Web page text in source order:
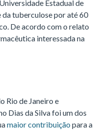
Estadual de
da tuberculose por até 60
De acordo com o relato
interessada na
Rio de Janeiro e
Dias da Silva foi um dos
maior contribuição para a